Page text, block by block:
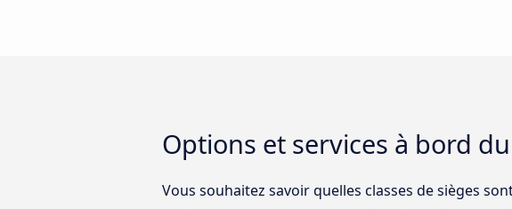
Options et services à bord
Vous souhaitez savoir quelles classes de sièges